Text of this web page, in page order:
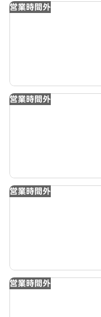
営業時間外
営業時間外
営業時間外
営業時間外